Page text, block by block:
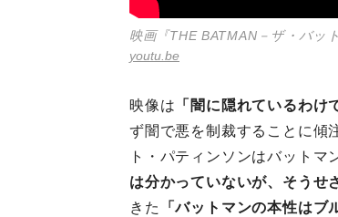
映画『THE BATMAN－ザ・バッ
youtu.be
映像は 「闇に隠れているわ
ず闇で悪を制裁することに傾
ト・パティンソンはバットマ
は分かっていないが、そうせ
きた
「バットマンの本性はブ